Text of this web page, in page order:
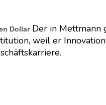
Dollar Der in Mettmann
weil er